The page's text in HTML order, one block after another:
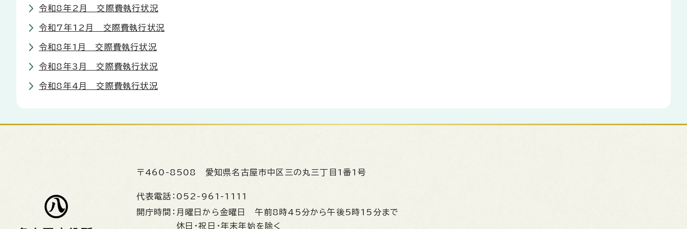
令和8年2月 交際費執行状況
令和7年12月 交際費執行状況
令和8年1月 交際費執行状況
令和8年3月 交際費執行状況
令和8年4月 交際費執行状況
〒460-8508 愛知県名古屋市中区三の丸三丁目1番1号
代表電話： 052-961-1111
開庁時間： 月曜日から金曜日 午前8時45分から午後5時15分まで
休日・祝日・年末年始を除く